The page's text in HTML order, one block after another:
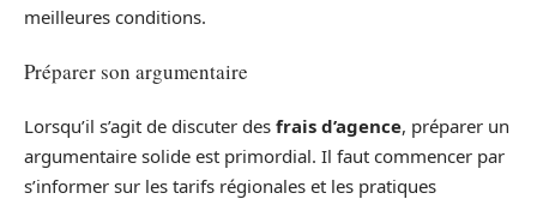
meilleures conditions.
Préparer son argumentaire
Lorsqu’il s’agit de discuter des frais d’agence, préparer un
argumentaire solide est primordial. Il faut commencer par
s’informer sur les tarifs régionales et les pratiques